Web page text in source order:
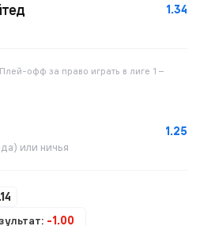
1.34
офф за право играть в лиге 1 –
1.25
или ничья
-1.00